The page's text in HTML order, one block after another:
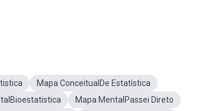
Mapa ConceitualDe Estatística
Mapa MentalPassei Direto